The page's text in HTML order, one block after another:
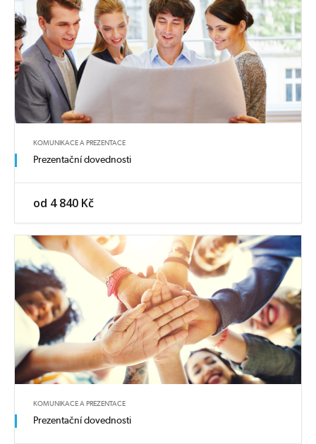
KOMUNIKACE A PREZENTACE
Prezentační dovednosti
od 4 840 Kč
KOMUNIKACE A PREZENTACE
Prezentační dovednosti